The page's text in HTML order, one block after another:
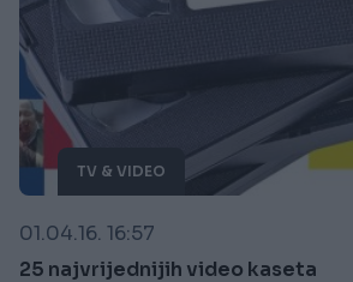
TV & VIDEO
01.04.16. 16:57
25 najvrijednijih video kaseta